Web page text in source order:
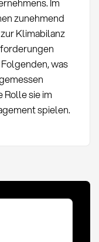
zunehmend
Klimabilanz
was
sie im
spielen.